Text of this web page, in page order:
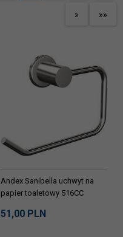
» »»
Andex Sanibella uchwyt na
papier toaletowy 516CC
51,00 PLN